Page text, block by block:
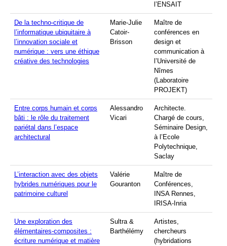
l’ENSAIT
De la techno-critique de
l’informatique ubiquitaire à
l’innovation sociale et
numérique : vers une éthique
créative des technologies
Marie-Julie
Catoir-
Brisson
Maître de
conférences en
design et
communication à
l’Université de
Nîmes
(Laboratoire
PROJEKT)
Entre corps humain et corps
bâti : le rôle du traitement
pariétal dans l’espace
architectural
Alessandro
Vicari
Architecte.
Chargé de cours,
Séminaire Design,
à l’Ecole
Polytechnique,
Saclay
L’interaction avec des objets
hybrides numériques pour le
patrimoine culturel
Valérie
Gouranton
Maître de
Conférences,
INSA Rennes,
IRISA-Inria
Une exploration des
élémentaires-composites :
écriture numérique et matière
Sultra &
Barthélémy
Artistes,
chercheurs
(hybridations